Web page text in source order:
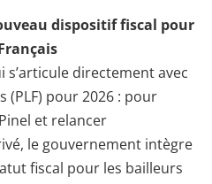
dispositif fiscal pour
s’articule directement avec
(PLF) pour 2026 : pour
et relancer
le gouvernement intègre
fiscal pour les bailleurs